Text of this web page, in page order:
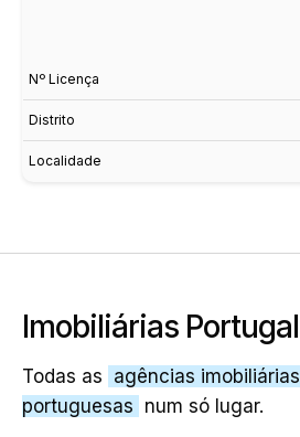
Nº Licença
Distrito
Localidade
Imobiliárias Portugal
Todas as agências imobiliárias
portuguesas num só lugar.